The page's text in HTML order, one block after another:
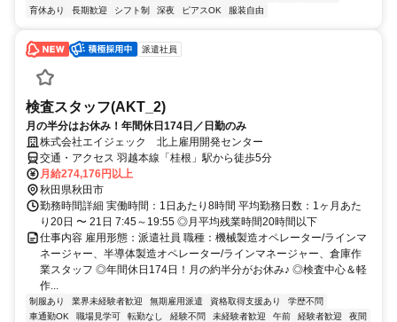
育休あり 長期歓迎 シフト制 深夜 ピアスOK 服装自由
派遣社員
検査スタッフ(AKT_2)
月の半分はお休み！年間休日174日／日勤のみ
株式会社エイジェック 北上雇用開発センター
交通・アクセス 羽越本線「桂根」駅から徒歩5分
月給274,176円以上
秋田県秋田市
勤務時間詳細 実働時間：1日あたり8時間 平均勤務日数：1ヶ月あた
り20日 〜 21日 7:45～19:55 ◎月平均残業時間20時間以下
仕事内容 雇用形態：派遣社員 職種：機械製造オペレーター/ラインマ
ネージャー、半導体製造オペレーター/ラインマネージャー、倉庫作
業スタッフ ◎年間休日174日！月の約半分がお休み♪ ◎検査中心＆軽
作...
制服あり 業界未経験者歓迎 無期雇用派遣 資格取得支援あり
学歴不問
車通勤OK
職場見学可 転勤なし 経験不問 未経験者歓迎 午前 経験者歓迎
夜間